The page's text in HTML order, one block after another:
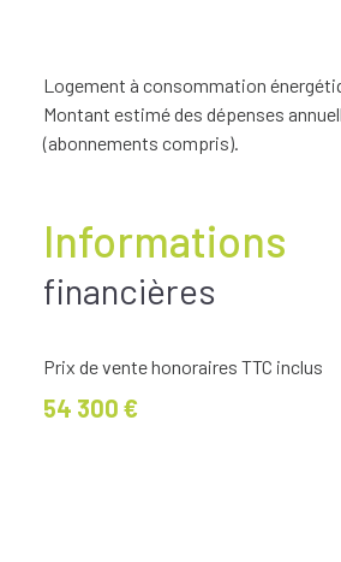
Logement à consommation
Montant estimé des dépenses
(abonnements compris).
Informations
financières
Prix de vente honoraires TTC inclus
54 300 €